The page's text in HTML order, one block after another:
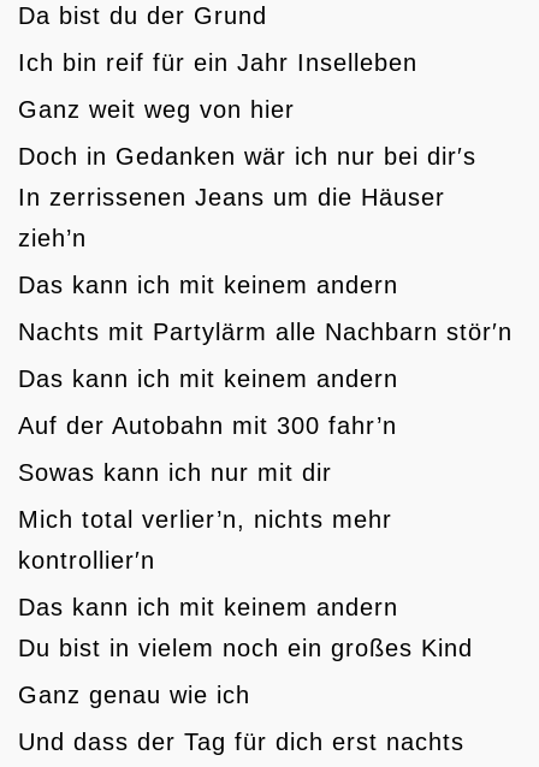
Da bist du der Grund
Ich bin reif für ein Jahr Inselleben
Ganz weit weg von hier
Doch in Gedanken wär ich nur bei dir′s
In zerrissenen Jeans um die Häuser
zieh’n
Das kann ich mit keinem andern
Nachts mit Partylärm alle Nachbarn stör′n
Das kann ich mit keinem andern
Auf der Autobahn mit 300 fahr’n
Sowas kann ich nur mit dir
Mich total verlier’n, nichts mehr
kontrollier′n
Das kann ich mit keinem andern
Du bist in vielem noch ein großes Kind
Ganz genau wie ich
Und dass der Tag für dich erst nachts